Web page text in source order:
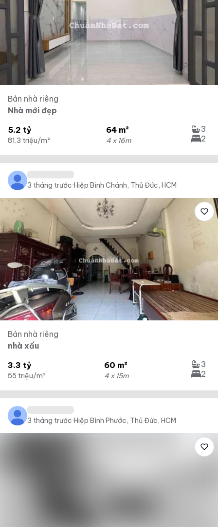
Bán nhà riêng
Nhà mới đẹp
5.2 tỷ
81.3 triệu/m²
64 m²
4 x 16m
3
2
3 tháng trước·Hiệp Bình Chánh, Thủ Đức, HCM
Bán nhà riêng
nhà xấu
3.3 tỷ
55 triệu/m²
60 m²
4 x 15m
3
2
3 tháng trước·Hiệp Bình Phước, Thủ Đức, HCM